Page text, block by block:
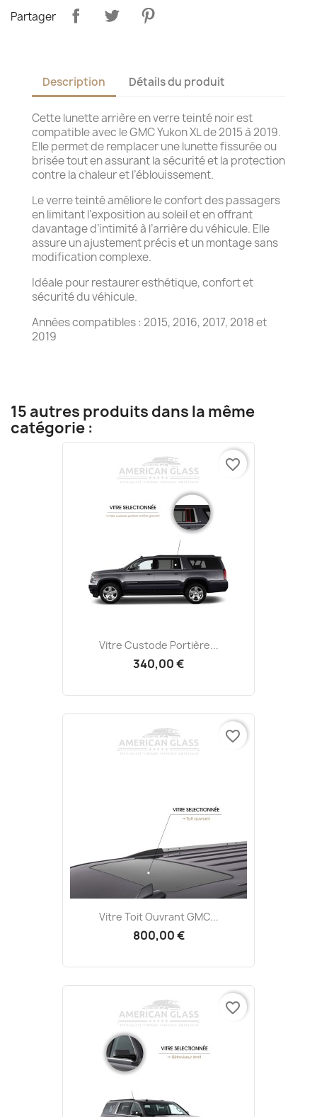
Partager
Description Détails du produit
Cette lunette arrière en verre teinté noir est
compatible avec le GMC Yukon XL de 2015 à 2019.
Elle permet de remplacer une lunette fissurée ou
brisée tout en assurant la sécurité et la protection
contre la chaleur et l’éblouissement.
Le verre teinté améliore le confort des passagers
en limitant l’exposition au soleil et en offrant
davantage d’intimité à l’arrière du véhicule. Elle
assure un ajustement précis et un montage sans
modification complexe.
Idéale pour restaurer esthétique, confort et
sécurité du véhicule.
Années compatibles : 2015, 2016, 2017, 2018 et
2019
15 autres produits dans la même
catégorie :
Vitre Custode Portière...
340,00 €
favorite_border
Vitre Toit Ouvrant GMC...
800,00 €
favorite_border
favorite_border